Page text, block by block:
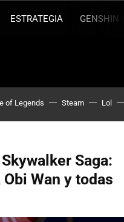
ESTRATEGIA GENSHIN
of Legends Steam Lol
Saga:
Wan y todas